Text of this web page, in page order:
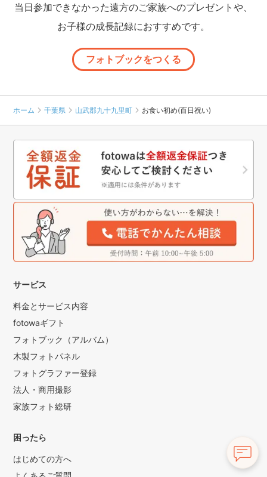
当日参加できなかった遠方のご家族へのプレゼントや、
お子様の成長記録におすすめです。
フォトブックをつくる
ホーム 千葉県 山武郡九十九里町 お食い初め(百日祝い)
サービス
料金とサービス内容
fotowaギフト
フォトブック（アルバム）
木製フォトパネル
フォトグラファー登録
法人・商用撮影
家族フォト総研
困ったら
はじめての方へ